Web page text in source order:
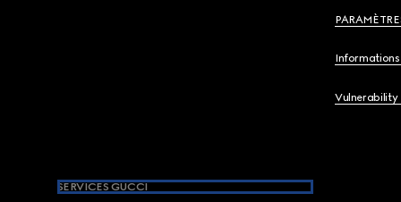
Informations
Vulnerability
SERVICES GUCCI